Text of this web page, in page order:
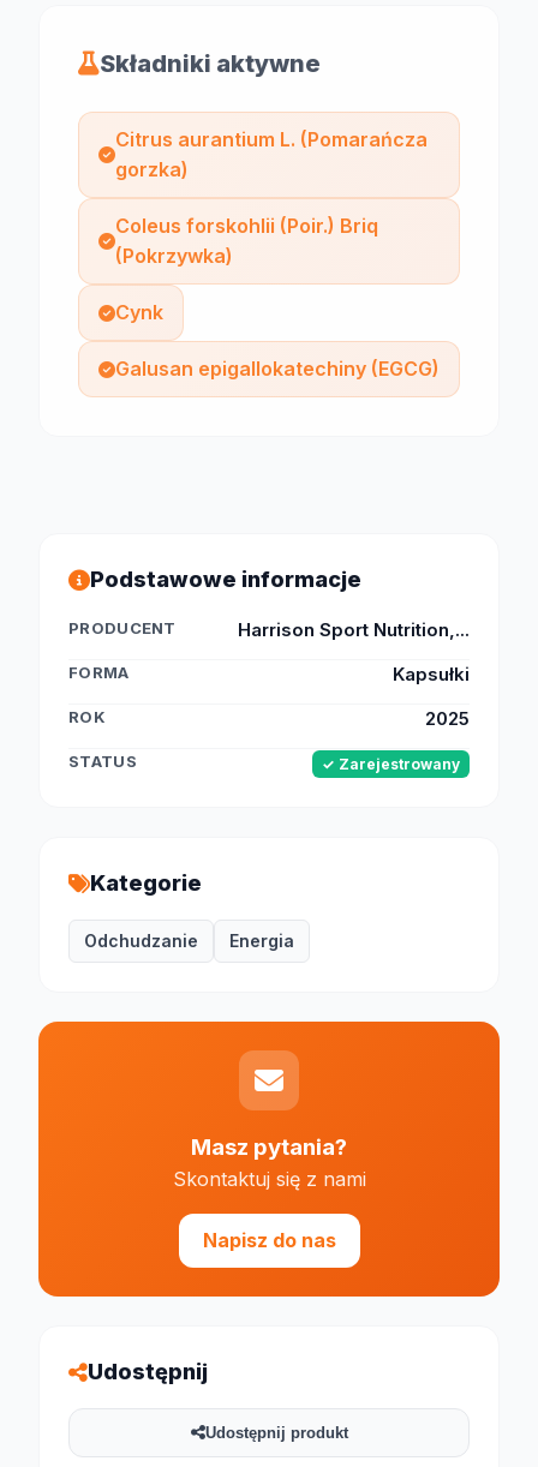
Składniki aktywne
Citrus aurantium L. (Pomarańcza
gorzka)
Coleus forskohlii (Poir.) Briq
(Pokrzywka)
Cynk
Galusan epigallokatechiny (EGCG)
Podstawowe informacje
PRODUCENT Harrison Sport Nutrition,...
FORMA Kapsułki
ROK 2025
STATUS ✓ Zarejestrowany
Kategorie
Odchudzanie Energia
Masz pytania?
Skontaktuj się z nami
Napisz do nas
Udostępnij
Udostępnij produkt